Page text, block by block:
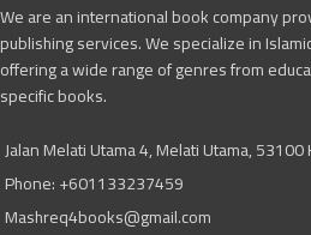
We are an international book company
publishing services. We specialize in
offering a wide range of genres from
specific books.
Jalan Melati Utama 4, Melati Utama, 53100
Phone: +601133237459
Mashreq4books@gmail.com